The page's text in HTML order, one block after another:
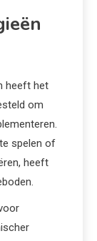
heeft het
om
spelen of
heeft